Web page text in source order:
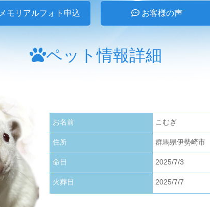
お写真アップロードいたしました。
お写真アップロードいたしました。
2026.01.22
お写真アップロードいたしました。
2026.01.01
メモリアルフォト申込 お客様の声
ペット情報詳細
お名前 こむぎ
住所 群馬県伊勢崎市
命日 2025/7/3
火葬日 2025/7/7